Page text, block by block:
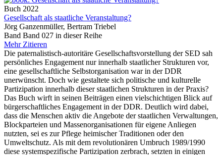
Buch 2022
Gesellschaft als staatliche Veranstaltung?
Jörg Ganzenmüller, Bertram Triebel
Band Band 027 in dieser Reihe
Mehr Zitieren
Die paternalistisch-autoritäre Gesellschaftsvorstellung der SED sah
persönliches Engagement nur innerhalb staatlicher Strukturen vor,
eine gesellschaftliche Selbstorganisation war in der DDR
unerwünscht. Doch wie gestaltete sich politische und kulturelle
Partizipation innerhalb dieser staatlichen Strukturen in der Praxis?
Das Buch wirft in seinen Beiträgen einen vielschichtigen Blick auf
bürgerschaftliches Engagement in der DDR. Deutlich wird dabei,
dass die Menschen aktiv die Angebote der staatlichen Verwaltungen,
Blockparteien und Massenorganisationen für eigene Anliegen
nutzten, sei es zur Pflege heimischer Traditionen oder den
Umweltschutz. Als mit dem revolutionären Umbruch 1989/1990
diese systemspezifische Partizipation zerbrach, setzten in einigen